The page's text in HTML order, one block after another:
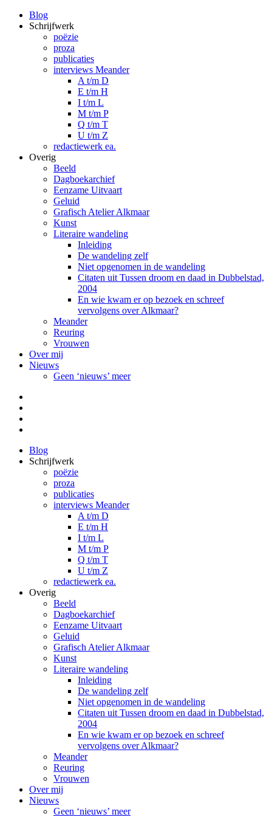
Blog
Schrijfwerk
poëzie
proza
publicaties
interviews Meander
A t/m D
E t/m H
I t/m L
M t/m P
Q t/m T
U t/m Z
redactiewerk ea.
Overig
Beeld
Dagboekarchief
Eenzame Uitvaart
Geluid
Grafisch Atelier Alkmaar
Kunst
Literaire wandeling
Inleiding
De wandeling zelf
Niet opgenomen in de wandeling
Citaten uit Tussen droom en daad in Dubbelstad,
2004
En wie kwam er op bezoek en schreef
vervolgens over Alkmaar?
Meander
Reuring
Vrouwen
Over mij
Nieuws
Geen ‘nieuws’ meer
Blog
Schrijfwerk
poëzie
proza
publicaties
interviews Meander
A t/m D
E t/m H
I t/m L
M t/m P
Q t/m T
U t/m Z
redactiewerk ea.
Overig
Beeld
Dagboekarchief
Eenzame Uitvaart
Geluid
Grafisch Atelier Alkmaar
Kunst
Literaire wandeling
Inleiding
De wandeling zelf
Niet opgenomen in de wandeling
Citaten uit Tussen droom en daad in Dubbelstad,
2004
En wie kwam er op bezoek en schreef
vervolgens over Alkmaar?
Meander
Reuring
Vrouwen
Over mij
Nieuws
Geen ‘nieuws’ meer